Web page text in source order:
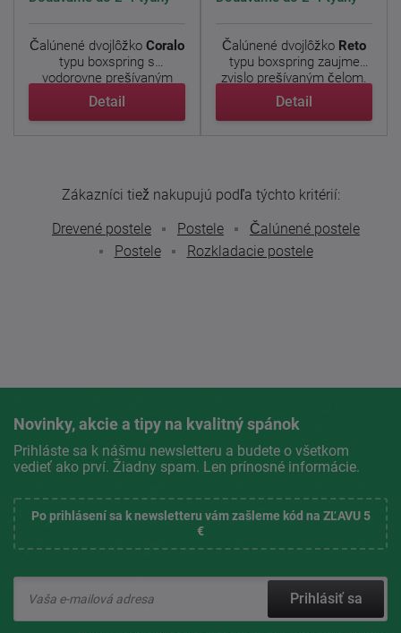
Čalúnené dvojlôžko Coralo
typu boxspring s
vodorovne prešívaným
čelom. ...
Detail
Čalúnené dvojlôžko Reto
typu boxspring zaujme
zvislo prešívaným čelom.
...
Detail
Zákazníci tiež nakupujú podľa týchto kritérií:
Drevené postele
Postele
Čalúnené postele
Postele
Rozkladacie postele
Novinky, akcie a tipy na kvalitný spánok
Prihláste sa k nášmu newsletteru a budete o všetkom
vedieť ako prví. Žiadny spam. Len prínosné informácie.
Po prihlásení sa k newsletteru vám zašleme kód na ZĽAVU 5
€
Prihlásiť sa